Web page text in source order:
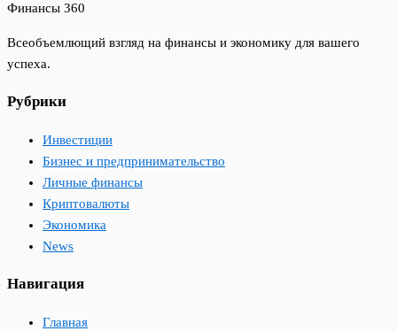
Финансы 360
Всеобъемлющий взгляд на финансы и экономику для вашего
успеха.
Рубрики
Инвестиции
Бизнес и предпринимательство
Личные финансы
Криптовалюты
Экономика
News
Навигация
Главная